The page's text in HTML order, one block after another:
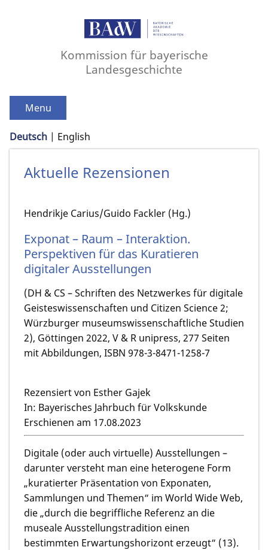
Kommission für bayerische
Landesgeschichte
Menu
Deutsch English
Aktuelle Rezensionen
Hendrikje Carius/Guido Fackler (Hg.)
Exponat – Raum – Interaktion.
Perspektiven für das Kuratieren
digitaler Ausstellungen
(DH & CS – Schriften des Netzwerkes für digitale
Geisteswissenschaften und Citizen Science 2;
Würzburger museumswissenschaftliche Studien
2), Göttingen 2022, V & R unipress, 277 Seiten
mit Abbildungen, ISBN 978-3-8471-1258-7
Rezensiert von Esther Gajek
In: Bayerisches Jahrbuch für Volkskunde
Erschienen am 17.08.2023
Digitale (oder auch virtuelle) Ausstellungen –
darunter versteht man eine heterogene Form
„kuratierter Präsentation von Exponaten,
Sammlungen und Themen“ im World Wide Web,
die „durch die begriffliche Referenz an die
museale Ausstellungstradition einen
bestimmten Erwartungshorizont erzeugt“ (13).